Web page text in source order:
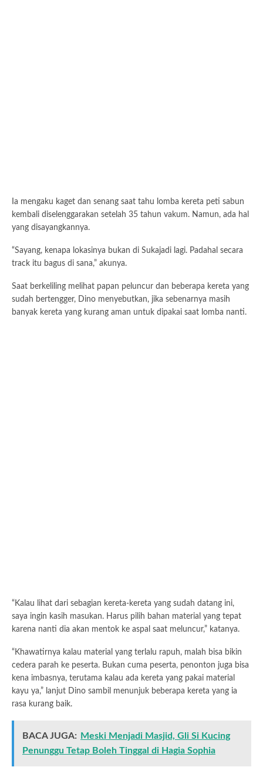
Ia mengaku kaget dan senang saat tahu lomba kereta peti sabun
kembali diselenggarakan setelah 35 tahun vakum. Namun, ada hal
yang disayangkannya.
“Sayang, kenapa lokasinya bukan di Sukajadi lagi. Padahal secara
track itu bagus di sana,” akunya.
Saat berkeliling melihat papan peluncur dan beberapa kereta yang
sudah bertengger, Dino menyebutkan, jika sebenarnya masih
banyak kereta yang kurang aman untuk dipakai saat lomba nanti.
“Kalau lihat dari sebagian kereta-kereta yang sudah datang ini,
saya ingin kasih masukan. Harus pilih bahan material yang tepat
karena nanti dia akan mentok ke aspal saat meluncur,” katanya.
“Khawatirnya kalau material yang terlalu rapuh, malah bisa bikin
cedera parah ke peserta. Bukan cuma peserta, penonton juga bisa
kena imbasnya, terutama kalau ada kereta yang pakai material
kayu ya,” lanjut Dino sambil menunjuk beberapa kereta yang ia
rasa kurang baik.
BACA JUGA: Meski Menjadi Masjid, Gli Si Kucing
Penunggu Tetap Boleh Tinggal di Hagia Sophia